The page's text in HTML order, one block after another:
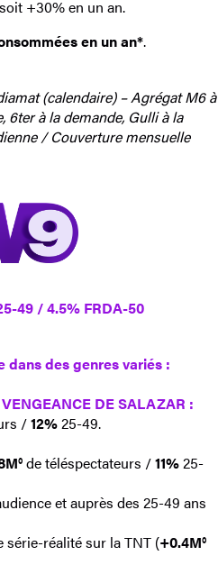
+30% en un an.
en un an*.
(calendaire) – Agrégat M6 à
6ter à la demande, Gulli à la
/ Couverture mensuelle
49 / 4.5% FRDA-50
dans des genres variés :
DE SALAZAR :
/12%25-49.
de téléspectateurs /11%25-
et auprès des 25-49 ans
série-réalité sur la TNT (+0.4M°